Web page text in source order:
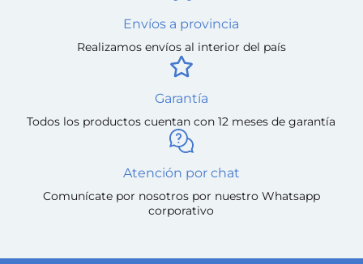
Envíos a provincia
Realizamos envíos al interior del país
Garantía
Todos los productos cuentan con 12 meses de garantía
Atención por chat
Comunícate por nosotros por nuestro Whatsapp
corporativo